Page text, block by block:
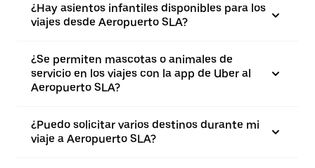
¿Hay asientos infantiles disponibles para los
viajes desde Aeropuerto SLA?
¿Se permiten mascotas o animales de
servicio en los viajes con la app de Uber al
Aeropuerto SLA?
¿Puedo solicitar varios destinos durante mi
viaje a Aeropuerto SLA?